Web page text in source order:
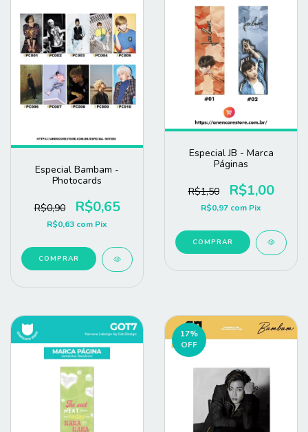
Especial Bambam -
Photocards
R$0,90 R$0,65
R$0,63 com Pix
COMPRAR
Especial JB - Marca
Páginas
R$1,50 R$1,00
R$0,97 com Pix
COMPRAR
17%
OFF